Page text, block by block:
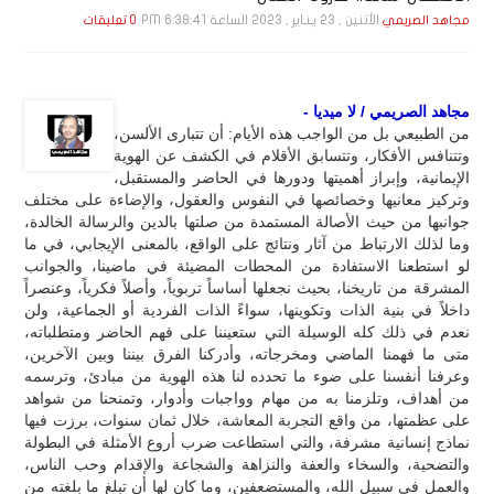
مجاهد الصريمي الأثنين , 23 يـنـاير , 2023 الساعة 6:38:41 PM 0 تعليقات
مجاهد الصريمي / لا ميديا -
من الطبيعي بل من الواجب هذه الأيام: أن تتبارى الألسن،
وتتنافس الأفكار، وتتسابق الأقلام في الكشف عن الهوية
الإيمانية، وإبراز أهميتها ودورها في الحاضر والمستقبل،
وتركيز معانيها وخصائصها في النفوس والعقول، والإضاءة على مختلف
جوانبها من حيث الأصالة المستمدة من صلتها بالدين والرسالة الخالدة،
وما لذلك الارتباط من آثار ونتائج على الواقع، بالمعنى الإيجابي، في ما
لو استطعنا الاستفادة من المحطات المضيئة في ماضينا، والجوانب
المشرقة من تاريخنا، بحيث نجعلها أساساً تربوياً، وأصلاً فكرياً، وعنصراً
داخلاً في بنية الذات وتكوينها، سواءً الذات الفردية أو الجماعية، ولن
نعدم في ذلك كله الوسيلة التي ستعيننا على فهم الحاضر ومتطلباته،
متى ما فهمنا الماضي ومخرجاته، وأدركنا الفرق بيننا وبين الآخرين،
وعرفنا أنفسنا على ضوء ما تحدده لنا هذه الهوية من مبادئ، وترسمه
من أهداف، وتلزمنا به من مهام وواجبات وأدوار، وتمنحنا من شواهد
على عظمتها، من واقع التجربة المعاشة، خلال ثمان سنوات، برزت فيها
نماذج إنسانية مشرفة، والتي استطاعت ضرب أروع الأمثلة في البطولة
والتضحية، والسخاء والعفة والنزاهة والشجاعة والإقدام وحب الناس،
والعمل في سبيل الله، والمستضعفين، وما كان لها أن تبلغ ما بلغته من